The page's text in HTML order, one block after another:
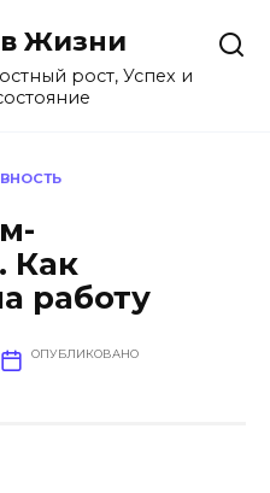
Жизни
рост, Успех и
Как
работу
ОПУБЛИКОВАНО